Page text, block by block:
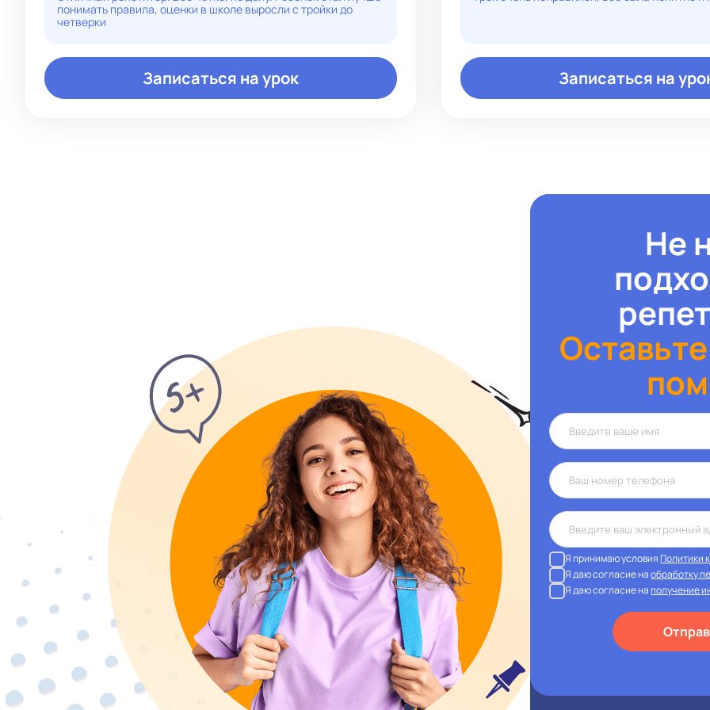
понимать правила, оценки в школе выросли с тройки до
четверки
Записаться на урок Записаться на
Не
Я принимаю условияПолитики
Я даю согласие наобработку
Я даю согласие наполучение